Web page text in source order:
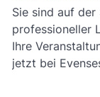
Sie sind auf der
professioneller
Ihre
jetzt bei